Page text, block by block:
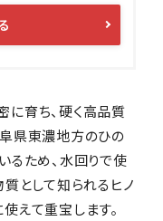
育ち、硬く高品質
県東濃地方のひの
るため、水回りで使
として知られるヒノ
えて重宝します。